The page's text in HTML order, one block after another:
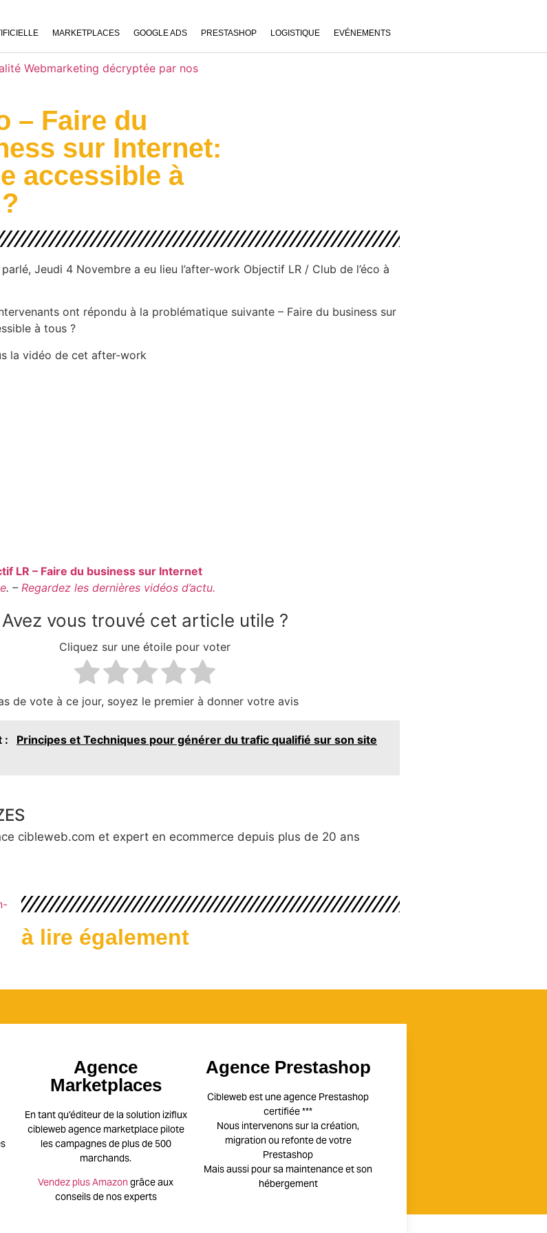
MARKETPLACES GOOGLE ADS PRESTASHOP LOGISTIQUE EVÉNEMENTS
Webmarketing décryptée par nos
– Faire du
sur Internet:
accessible à
Jeudi 4 Novembre a eu lieu l’after-work Objectif LR / Club de l’éco à
ont répondu à la problématique suivante – Faire du business sur
à tous ?
la vidéo de cet after-work
LR – Faire du business sur Internet
. – Regardez les dernières vidéos d’actu.
Avez vous trouvé cet article utile ?
Cliquez sur une étoile pour voter
de vote à ce jour, soyez le premier à donner votre avis
:
Principes et Techniques pour générer du trafic qualifié sur son site
cibleweb.com et expert en ecommerce depuis plus de 20 ans
à lire également
Agence
Marketplaces
En tant qu’éditeur de la solution iziflux
cibleweb agence marketplace pilote
les campagnes de plus de 500
marchands.
Vendez plus Amazon grâce aux
conseils de nos experts
Agence Prestashop
Cibleweb est une agence Prestashop
certifiée ***
Nous intervenons sur la création,
migration ou refonte de votre
Prestashop
Mais aussi pour sa maintenance et son
hébergement